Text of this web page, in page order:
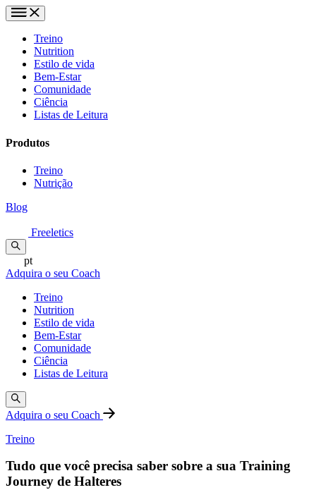
Treino
Nutrition
Estilo de vida
Bem-Estar
Comunidade
Ciência
Listas de Leitura
Produtos
Treino
Nutrição
Blog
Freeletics
pt
Adquira o seu Coach
Treino
Nutrition
Estilo de vida
Bem-Estar
Comunidade
Ciência
Listas de Leitura
Adquira o seu Coach
Treino
Tudo que você precisa saber sobre a sua Training
Journey de Halteres